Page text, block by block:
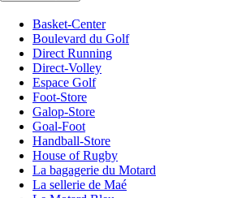
Basket-Center
Boulevard du Golf
Direct Running
Direct-Volley
Espace Golf
Foot-Store
Galop-Store
Goal-Foot
Handball-Store
House of Rugby
La bagagerie du Motard
La sellerie de Maé